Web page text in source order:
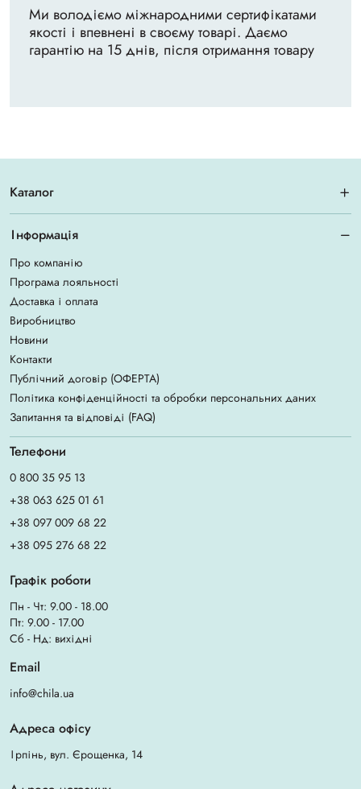
Ми володіємо міжнародними сертифікатами
якості і впевнені в своєму товарі. Даємо
гарантію на 15 днів, після отримання товару
Каталог
Інформація
Про компанію
Програма лояльності
Доставка і оплата
Виробництво
Новини
Контакти
Публічний договір (ОФЕРТА)
Політика конфіденційності та обробки персональних даних
Запитання та відповіді (FAQ)
Телефони
0 800 35 95 13
+38 063 625 01 61
+38 097 009 68 22
+38 095 276 68 22
Графік роботи
Пн - Чт: 9.00 - 18.00
Пт: 9.00 - 17.00
Сб - Нд: вихідні
Email
info@chila.ua
Адреса офісу
Ірпінь, вул. Єрощенка, 14